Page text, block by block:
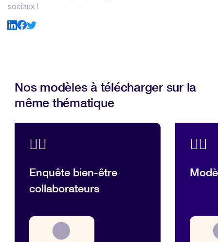
sociaux !
Nos modèles à télécharger sur la
même thématique
💆‍♂️
Enquête bien-être
collaborateurs
💆‍♂️